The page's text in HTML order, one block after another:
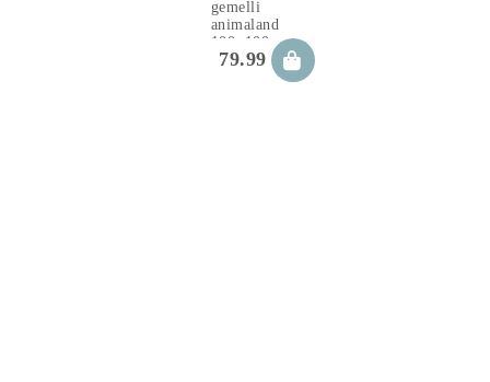
gemelli
animaland
100×100
cm
79.99€